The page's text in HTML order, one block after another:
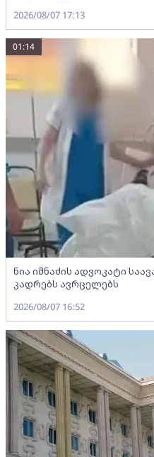
2026/08/07 17:13
ნია იმნაძის ადვოკატი
კადრებს ავრცელებს
01:14
2026/08/07 16:52